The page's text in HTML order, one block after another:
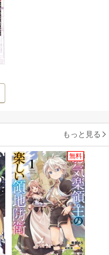
もっと見る
無料